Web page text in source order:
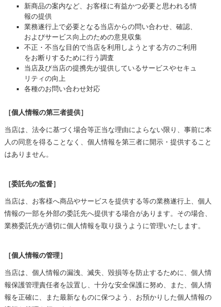
新商品の案内など、お客様に有益かつ必要と思われる情
報の提供
業務遂行上で必要となる当店からの問い合わせ、確認、
およびサービス向上のための意見収集
不正・不当な目的で当店を利用しようとする方のご利用
をお断りするために行う調査
当店及び当店の提携先が提供しているサービスやセキュ
リティの向上
各種のお問い合わせ対応
［個人情報の第三者提供］
当店は、法令に基づく場合等正当な理由によらない限り、事前に本
人の同意を得ることなく、個人情報を第三者に開示・提供すること
はありません。
［委託先の監督］
当店は、お客様へ商品やサービスを提供する等の業務遂行上、個人
情報の一部を外部の委託先へ提供する場合があります。その場合、
業務委託先が適切に個人情報を取り扱うように管理いたします。
［個人情報の管理］
当店は、個人情報の漏洩、滅失、毀損等を防止するために、個人情
報保護管理責任者を設置し、十分な安全保護に努め、また、個人情
報を正確に、また最新なものに保つよう、お預かりした個人情報の